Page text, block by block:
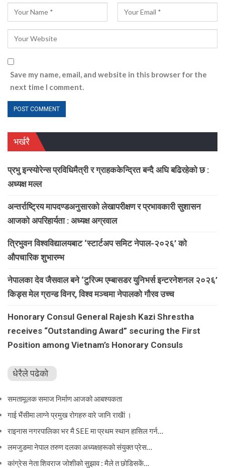
Save my name, email, and website in this browser for the
next time I comment.
भर्खरै
प्रभु इन्स्योरेन्स प्रविधिमैत्री र ग्राहककेन्द्रित बन्दै अघि बढिरहेको छ :
अध्यक्ष मल्ल
अन्तर्राष्ट्रिय मापदण्डअनुसारको लेखापरीक्षण र प्रभावकारी सुशासन
आजको अपरिहार्यता : अध्यक्ष अग्रवाल
त्रिभुवन विश्वविद्यालयबाट ‘स्टार्टअप समिट नेपाल-२०२६’ को
औपचारिक शुभारम्भ
नेपालका देव जैसवाल बने ‘टुरिज्म एम्बासडर युनिभर्स इन्टरनेशनल २०२६’
किड्स मेल ग्रान्ड विनर, विश्व मञ्चमा नेपालको गौरव उच्च
Honorary Consul General Rajesh Kazi Shrestha
receives “Outstanding Award” securing the First
Position among Vietnam’s Honorary Consuls
धेरैले पढेको
समतामूलक समाज निर्माण आजको आबश्यकता
गाई भैंसीमा लाग्ने प्रमुख रोगहरु वारे जानि राखैां ।
राइनास नगरपालिका भर मै SEE मा प्रथम स्थान हासिल गर्न…
लमजुङमा नेपाल तरुण दलका अध्यक्षहरूको संयुक्त प्रेस…
कांग्रेस नेता शिवराज जोशीको सुझाव : मैले त छोडिसकें…